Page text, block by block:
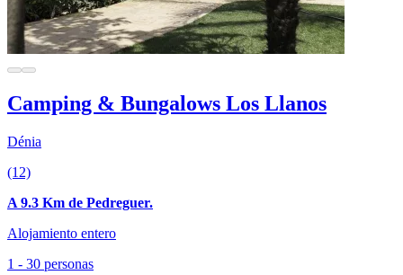
Camping & Bungalows Los Llanos
Dénia
(12)
A 9.3 Km de Pedreguer.
Alojamiento entero
1 - 30 personas